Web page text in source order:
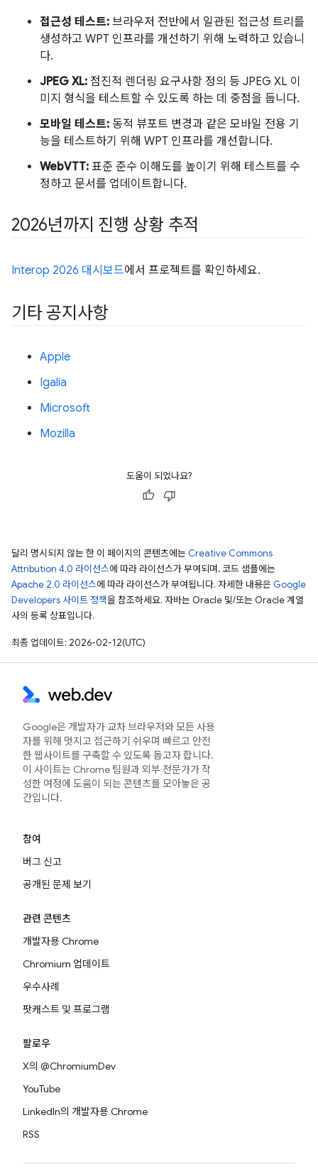
접근성 테스트: 브라우저 전반에서 일관된 접근성 트리를
생성하고 WPT 인프라를 개선하기 위해 노력하고 있습니
다.
JPEG XL: 점진적 렌더링 요구사항 정의 등 JPEG XL 이
미지 형식을 테스트할 수 있도록 하는 데 중점을 둡니다.
모바일 테스트: 동적 뷰포트 변경과 같은 모바일 전용 기
능을 테스트하기 위해 WPT 인프라를 개선합니다.
WebVTT: 표준 준수 이해도를 높이기 위해 테스트를 수
정하고 문서를 업데이트합니다.
2026년까지 진행 상황 추적
Interop 2026 대시보드에서 프로젝트를 확인하세요.
기타 공지사항
Apple
Igalia
Microsoft
Mozilla
도움이 되었나요?
달리 명시되지 않는 한 이 페이지의 콘텐츠에는 Creative Commons
Attribution 4.0 라이선스에 따라 라이선스가 부여되며, 코드 샘플에는
Apache 2.0 라이선스에 따라 라이선스가 부여됩니다. 자세한 내용은 Google
Developers 사이트 정책을 참조하세요. 자바는 Oracle 및/또는 Oracle 계열
사의 등록 상표입니다.
최종 업데이트: 2026-02-12(UTC)
Google은 개발자가 교차 브라우저와 모든 사용
자를 위해 멋지고 접근하기 쉬우며 빠르고 안전
한 웹사이트를 구축할 수 있도록 돕고자 합니다.
이 사이트는 Chrome 팀원과 외부 전문가가 작
성한 여정에 도움이 되는 콘텐츠를 모아놓은 공
간입니다.
참여
버그 신고
공개된 문제 보기
관련 콘텐츠
개발자용 Chrome
Chromium 업데이트
우수사례
팟캐스트 및 프로그램
팔로우
X의 @ChromiumDev
YouTube
LinkedIn의 개발자용 Chrome
RSS